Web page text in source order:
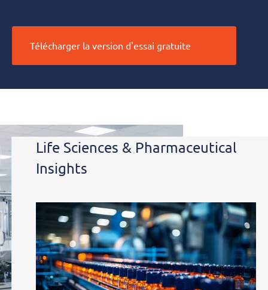
Télécharger la version d'essai gratuite
Life Sciences & Pharmaceutical
Insights